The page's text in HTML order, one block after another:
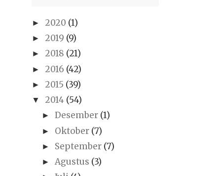
► 2020 (1)
► 2019 (9)
► 2018 (21)
► 2016 (42)
► 2015 (39)
▼ 2014 (54)
►Desember (1)
► Oktober (7)
► September (7)
►Agustus (3)